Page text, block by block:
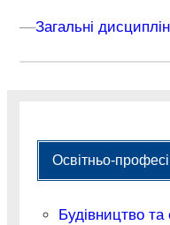
––Загальні
Освітньо-
Будівництво та